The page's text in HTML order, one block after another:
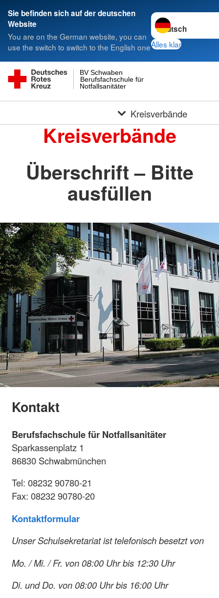
Sie befinden sich auf der deutschen
Website
You are on the German website, you can
use the switch to switch to the English one
Sprache wechseln
Alles klar
Notfallsanitäter
Berufsfachschule für
BV Schwaben
Kreisverbände
Kreisverbände
Überschrift – Bitte
ausfüllen
Kontakt
Berufsfachschule für Notfallsanitäter
Sparkassenplatz 1
86830 Schwabmünchen
Tel: 08232 90780-21
Fax: 08232 90780-20
Kontaktformular
Unser Schulsekretariat ist telefonisch besetzt von
Mo. / Mi. / Fr. von 08:00 Uhr bis 12:30 Uhr
Di. und Do. von 08:00 Uhr bis 16:00 Uhr